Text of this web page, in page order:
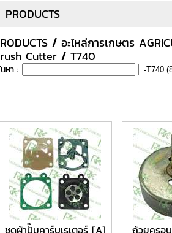
PRODUCTS
/ อะไหล่การเกษตร
Cutter / T740
หา :
ชุดผ้าปั๊มคาร์บูเรเตอร์ [A]
ถ้วยครอ